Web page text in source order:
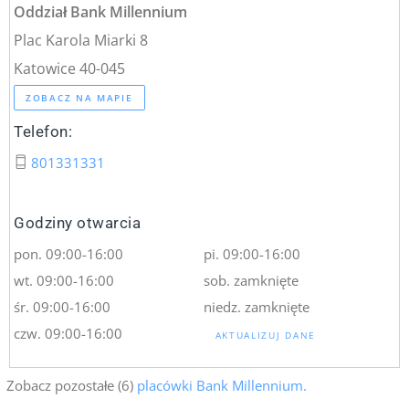
Oddział Bank Millennium
Plac Karola Miarki 8
Katowice 40-045
ZOBACZ NA MAPIE
Telefon:
801331331
Godziny otwarcia
pon. 09:00-16:00
wt. 09:00-16:00
śr. 09:00-16:00
czw. 09:00-16:00
pi. 09:00-16:00
sob. zamknięte
niedz. zamknięte
AKTUALIZUJ DANE
Zobacz pozostałe (6) placówki Bank Millennium.